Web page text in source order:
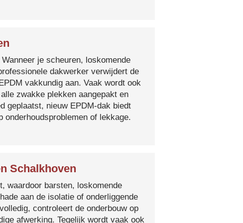
je scheuren, loskomende
dakwerker verwijdert de
vakkundig aan. Vaak wordt ook
zwakke plekken aangepakt en
geplaatst, nieuw EPDM-dak biedt
of lekkage.
Schalkhoven
waardoor barsten, loskomende
aan de isolatie of onderliggende
controleert de onderbouw op
afwerking. Tegelijk wordt vaak ook